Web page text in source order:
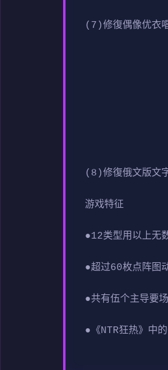
(7)修復偶像优衣
(8)修復俄文版文
游戏特征
●12类型用以上无
●超过60枚点阵图
●共有伍个主导要
●《NTR狂热》中